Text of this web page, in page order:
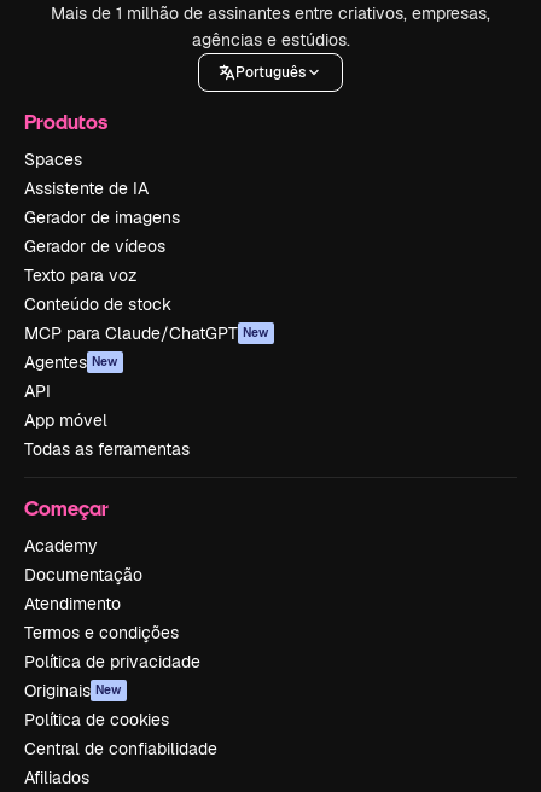
Mais de 1 milhão de assinantes entre criativos, empresas,
agências e estúdios.
Português
Produtos
Spaces
Assistente de IA
Gerador de imagens
Gerador de vídeos
Texto para voz
Conteúdo de stock
MCP para Claude/ChatGPT New
Agentes New
API
App móvel
Todas as ferramentas
Começar
Academy
Documentação
Atendimento
Termos e condições
Política de privacidade
Originais New
Política de cookies
Central de confiabilidade
Afiliados